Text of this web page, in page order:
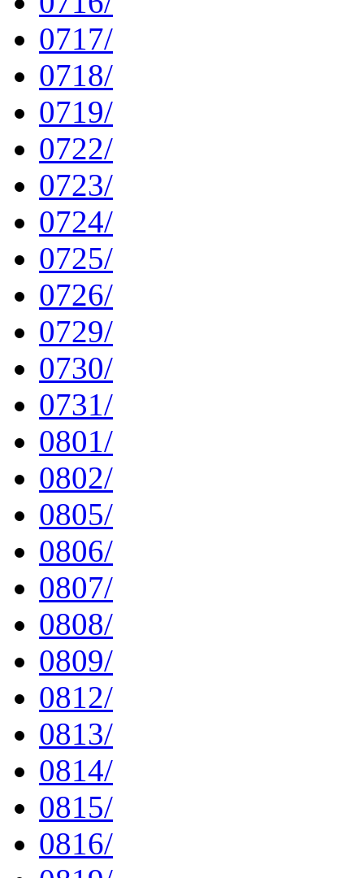
0717/
0718/
0719/
0722/
0723/
0724/
0725/
0726/
0729/
0730/
0731/
0801/
0802/
0805/
0806/
0807/
0808/
0809/
0812/
0813/
0814/
0815/
0816/